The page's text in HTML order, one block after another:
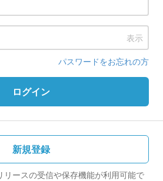
表示
パスワードをお忘れの方
ログイン
新規登録
リースの受信や保存機能が利用可能で